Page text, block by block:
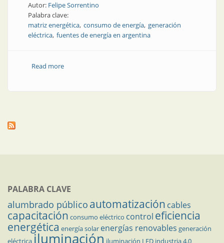
Autor: Felipe Sorrentino
Palabra clave:
matriz energética consumo de energía generación
eléctrica fuentes de energía en argentina
Read moreabout Generación, transporte y distribución de
PALABRA CLAVE
alumbrado público automatización cables
capacitación consumo eléctrico control eficiencia
energética energía solar energías renovables generación
eléctricailuminación iluminación LED industria 4.0